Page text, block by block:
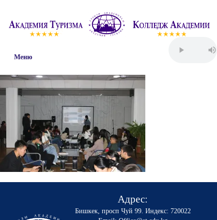
Меню
Адрес:
Бишкек, просп Чуй 99. Индекс: 720022